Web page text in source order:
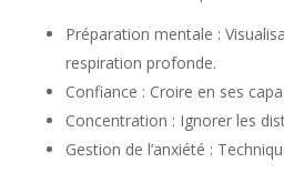
Préparation mentale :
respiration profonde.
Confiance : Croire en ses
Concentration : Ignorer les
Gestion de l’anxiété :